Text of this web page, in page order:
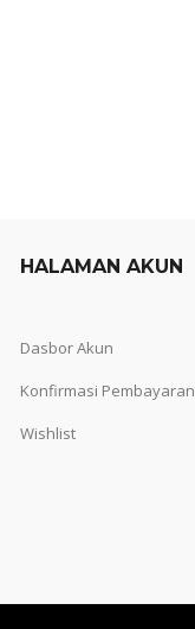
HALAMAN AKUN
Dasbor Akun
Konfirmasi Pembayaran
Wishlist